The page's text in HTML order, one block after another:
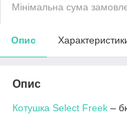
Мінімальна сума
Опис
Опис
Котушка Select Freek –